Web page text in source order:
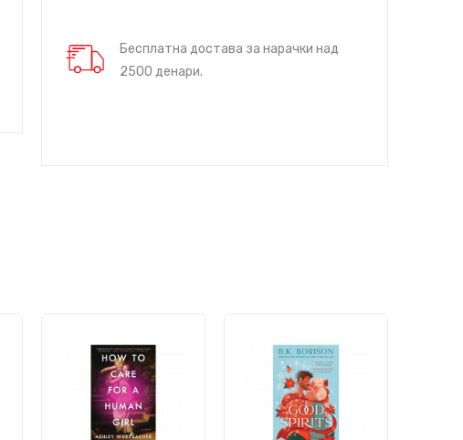
Бесплатна достава за нарачки над
2500 денари.